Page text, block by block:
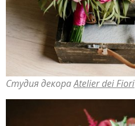
Студия декораAtelier dei Fiori